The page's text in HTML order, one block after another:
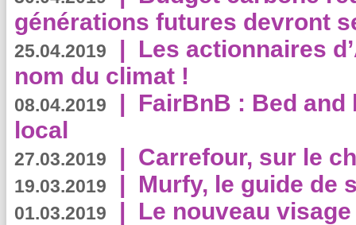
générations futures devront
25.04.2019 | Les actionnaires
nom du climat !
08.04.2019 | FairBnB : Bed
local
27.03.2019 | Carrefour, sur le
19.03.2019 | Murfy, le guide de
01.03.2019 | Le nouveau